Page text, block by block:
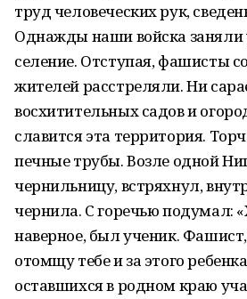
труд человеческих рук,
Однажды наши войска заняли
селение. Отступая, фашисты
жителей расстреляли. Ни
восхитительных садов и
славится эта территория.
печные трубы. Возле одной
чернильницу, встряхнул,
чернила. С горечью подумал:
наверное, был ученик.
отомщу тебе и за этого
оставшихся в родном краю